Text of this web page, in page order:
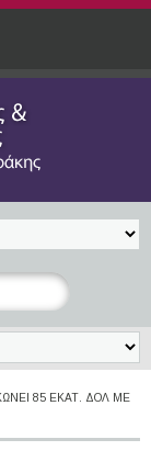
85 ΕΚΑΤ. ΔΟΛ ΜΕ